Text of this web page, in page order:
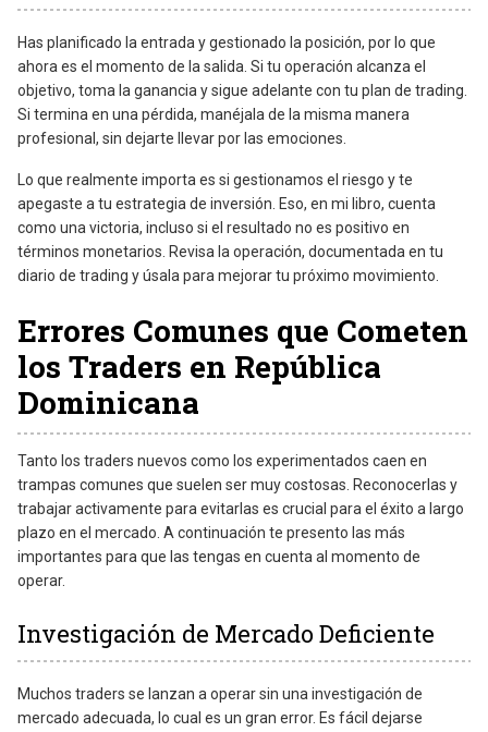
Has planificado la entrada y gestionado la posición, por lo que
ahora es el momento de la salida. Si tu operación alcanza el
objetivo, toma la ganancia y sigue adelante con tu plan de trading.
Si termina en una pérdida, manéjala de la misma manera
profesional, sin dejarte llevar por las emociones.
Lo que realmente importa es si gestionamos el riesgo y te
apegaste a tu estrategia de inversión. Eso, en mi libro, cuenta
como una victoria, incluso si el resultado no es positivo en
términos monetarios. Revisa la operación, documentada en tu
diario de trading y úsala para mejorar tu próximo movimiento.
Errores Comunes que Cometen
los Traders en República
Dominicana
Tanto los traders nuevos como los experimentados caen en
trampas comunes que suelen ser muy costosas. Reconocerlas y
trabajar activamente para evitarlas es crucial para el éxito a largo
plazo en el mercado. A continuación te presento las más
importantes para que las tengas en cuenta al momento de
operar.
Investigación de Mercado Deficiente
Muchos traders se lanzan a operar sin una investigación de
mercado adecuada, lo cual es un gran error. Es fácil dejarse